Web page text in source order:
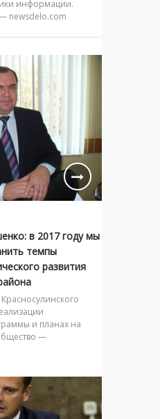
информации.
newsdelo.com
в 2017 году мы
темпы
развития
и планах на
—